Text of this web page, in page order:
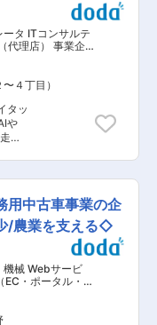
ン
れ
、
っし
携
務に
え、
ア
で
資金
ップ
文参照
介護
業務
く
り
な
■
社平
1本
な
向け
ウ
、
ウ
献し
め
れ
タ ITコンサルテ
代理店） 事業企
４丁目）
タッ
や
実
張
新し
場特
に
構築
験と
決
件
用中古車事業の企
/農業を支える◇
機械 Webサービ
・ポータル・ソ
事業企画・新規